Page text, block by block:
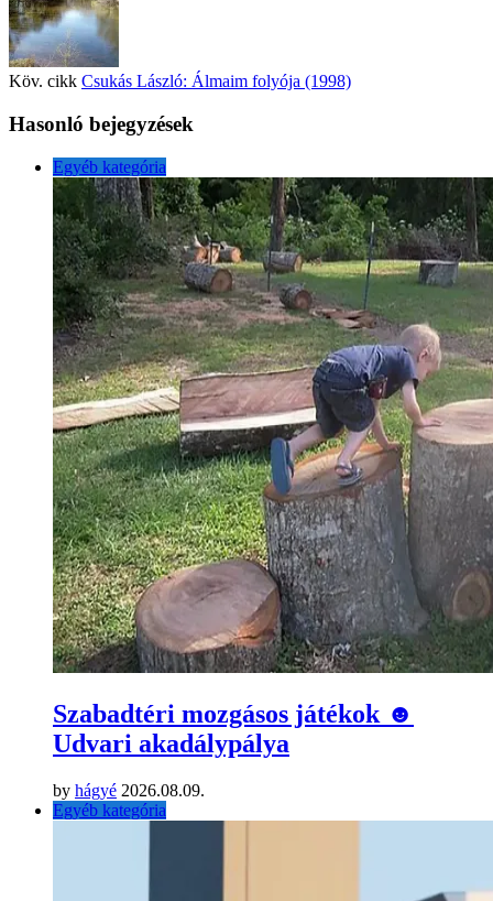
Köv. cikk Csukás László: Álmaim folyója (1998)
Hasonló bejegyzések
Egyéb kategória
Szabadtéri mozgásos játékok ☻
Udvari akadálypálya
by hágyé 2026.08.09.
Egyéb kategória